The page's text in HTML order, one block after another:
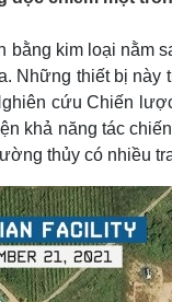
Đời sống
Nhà đẹp
Blog
Tình yêu -
bằng kim loại nằm
Những thiết bị
cứu Chiến
khả năng tác
thủy có nhiều